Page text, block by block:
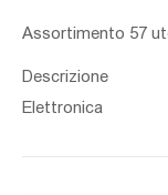
Assortimento 57
Descrizione
Elettronica